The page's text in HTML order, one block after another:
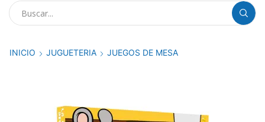
INICIO JUGUETERIA JUEGOS DE MESA